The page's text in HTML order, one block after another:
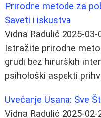
Prirodne metode za
Saveti i iskustva
Vidna Radulić 2025-03-
Istražite prirodne
grudi bez hirurških
psihološki aspekti
Uvećanje Usana: Sve
Vidna Radulić 2025-02-